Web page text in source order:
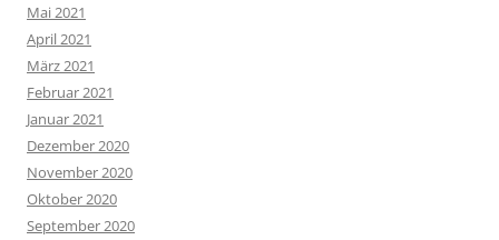
Mai 2021
April 2021
März 2021
Februar 2021
Januar 2021
Dezember 2020
November 2020
Oktober 2020
September 2020